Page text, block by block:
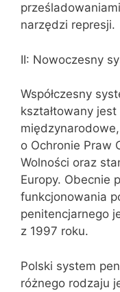
narzędzi represji.
II: Nowoczesny
Współczesny
kształtowany
o Ochronie Praw
Wolności oraz
Europy. Obecnie
funkcjonowania
penitencjarnego
z 1997 roku.
Polski system
różnego rodzaju